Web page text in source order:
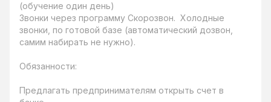
(обучение один день)
Звонки через программу Скорозвон.  Холодные
звонки, по готовой базе (автоматический дозвон,
самим набирать не нужно).
Обязанности:
Предлагать предпринимателям открыть счет в